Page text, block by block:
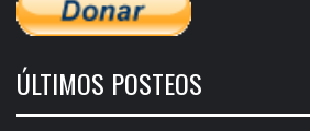
ÚLTIMOS POSTEOS